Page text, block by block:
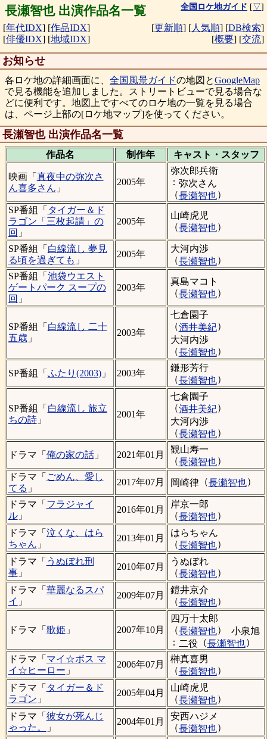
長瀬智也 出演作品名一覧 全国ロケ地ガイド [▽]
[年代IDX] [作品IDX]
[俳優IDX] [地域IDX]
[更新順] [人気順] [DB検索]
[概要] [交流]
お知らせ
各ロケ地の詳細画面に、 全国風景ガイドの地図とGoogleMap
で見る機能を追加しました。ストリートビューで見る場合な
どに便利です。地図上ですべてのロケ地の一覧を見る場合
は、ページ上部の[ロケ地マップ]を使ってください。
長瀬智也 出演作品名一覧
作品名 制作年 キャスト・ スタッフ
映画「 真夜中の弥次さ
ん喜多さん 」
2005年
弥次郎兵衛
： 弥次さん
（長瀬智也）
SP番組「 タイガー＆ド
ラゴン「三枚起請」の
回 」
2005年
山崎虎児
（長瀬智也）
SP番組「 白線流し 夢見
る頃を過ぎても 」
2005年
大河内渉
（長瀬智也）
SP番組「 池袋ウエスト
ゲートパーク スープの
回 」
2003年
真島マコト
（長瀬智也）
SP番組「 白線流し 二十
五歳」
2003年
七倉園子
（酒井美紀）
大河内渉
（長瀬智也）
SP番組「 ふたり(2003)」 2003年
鎌形芳行
（長瀬智也）
SP番組「 白線流し 旅立
ちの詩」
2001年
七倉園子
（酒井美紀）
大河内渉
（長瀬智也）
ドラマ「 俺の家の話」 2021年01月
観山寿一
（長瀬智也）
ドラマ「 ごめん、愛し
てる 」
2017年07月 岡崎律（長瀬智也）
ドラマ「 フラジャイ
ル」
2016年01月
岸京一郎
（長瀬智也）
ドラマ「 泣くな、はら
ちゃん 」
2013年01月
はらちゃん
（長瀬智也）
ドラマ「 うぬぼれ刑
事」
2010年07月
うぬぼれ
（長瀬智也）
ドラマ「 華麗なるスパ
イ 」
2009年07月
鎧井京介
（長瀬智也）
ドラマ「 歌姫 」 2007年10月
四万十太郎
（長瀬智也）
小泉旭
： 二役 （長瀬智也）
ドラマ「 マイ☆ボス マ
イ☆ヒーロー 」
2006年07月
榊真喜男
（長瀬智也）
ドラマ「 タイガー＆ド
ラゴン 」
2005年04月
山崎虎児
（長瀬智也）
ドラマ「 彼女が死んじ
ゃった。
」
2004年01月
安西ハジメ
（長瀬智也）